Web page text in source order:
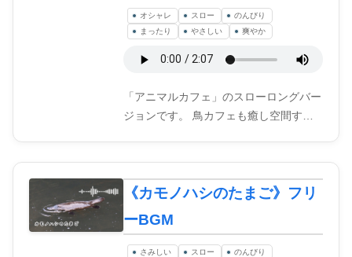
オシャレ スロー
のんびり
まったり
やさしい 爽やか
「アニマルカフェ」のスローロングバー
ジョンです。 鳥カフェも癒し空間す…
《カモノハシのたまご》フリ
ーBGM
さみしい スロー
のんびり